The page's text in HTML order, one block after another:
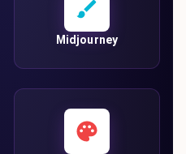
Midjourney